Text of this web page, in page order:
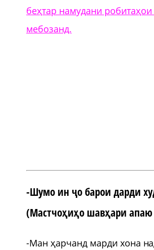
беҳтар намудани
мебозанд.
-Шумо ин ҷо барои дарди
(Мастчоҳиҳо шавҳари апаю
-Ман ҳарчанд марди хона